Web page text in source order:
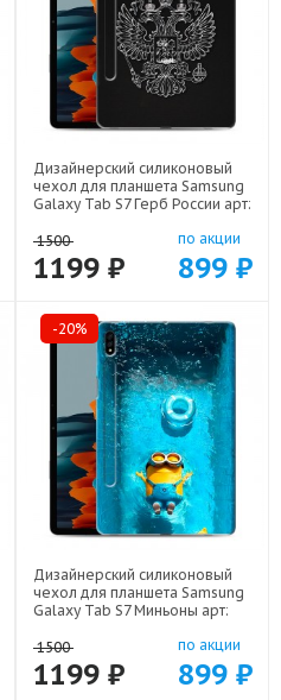
Дизайнерский силиконовый
чехол для планшета Samsung
Galaxy Tab S7 Герб России арт:
1500
1199 ₽
по акции
899 ₽
-20%
Дизайнерский силиконовый
чехол для планшета Samsung
Galaxy Tab S7 Миньоны арт:
1500
1199 ₽
по акции
899 ₽